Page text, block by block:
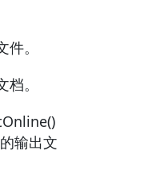
。
。
输出文